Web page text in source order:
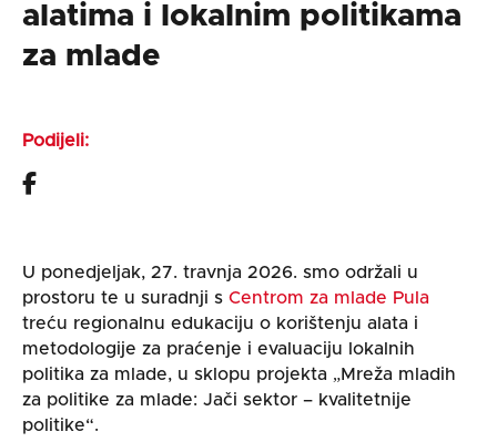
alatima i lokalnim politikama
za mlade
Podijeli:
U ponedjeljak, 27. travnja 2026. smo održali u
prostoru te u suradnji s Centrom za mlade Pula
treću regionalnu edukaciju o korištenju alata i
metodologije za praćenje i evaluaciju lokalnih
politika za mlade, u sklopu projekta „Mreža mladih
za politike za mlade: Jači sektor – kvalitetnije
politike“.